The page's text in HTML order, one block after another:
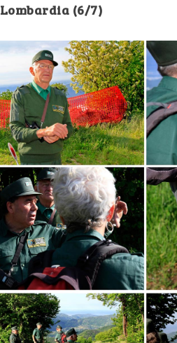
Lombardia (6/7)